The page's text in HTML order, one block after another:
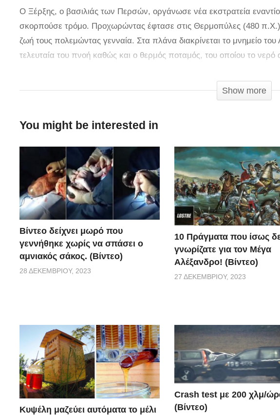
O Ξέρξης, ο βασιλιάς των Περσών, οργάνωσε νέα εκστρατεία
σκορπούσε τρόμο. Προχωρώντας έφτασε στις Θερμοπύλες (480 π.Χ.)
ζωή τους πολεμώντας γενναία. Στα πλάνα διακρίνεται το μνημείο
τελευταία του πνοή καθώς και ο θερμός ποταμός, του οποίου το νερό
Θεσπιέων και αμαύρωσε για πάντα το όνομά του ο Εφιάλτης,
Show more
You might be interested in
Βίντεο δείχνει μωρό που
γεννήθηκε χωρίς να σπάσει ο
αμνιακός σάκος. (Βίντεο)
28 ΔΕΚΕΜΒΡΊΟΥ, 2023
10 Πράγματα που ίσως
γνωρίζατε για τον Μέγα
Αλέξανδρο! (Βίντεο)
27 ΔΕΚΕΜΒΡΊΟΥ, 2023
Κυψέλη μαζεύει αυτόματα το μέλι
Crash test με 200 χλμ/
(Βίντεο)